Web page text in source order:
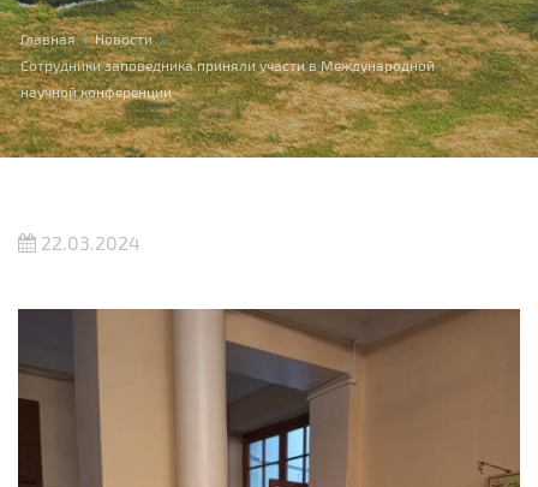
Вы здесь
Главная » Новости »
Сотрудники заповедника приняли участи в Международной
научной конференции
22.03.2024